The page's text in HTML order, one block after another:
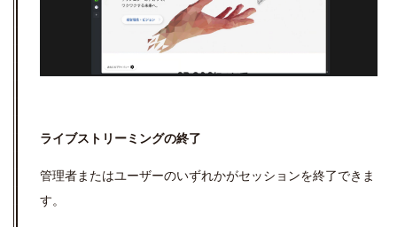
ライブストリーミングの終了
管理者またはユーザーのいずれかがセッションを終了できま
す。